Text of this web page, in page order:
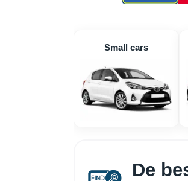
Small cars
De